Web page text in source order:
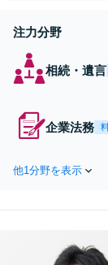
注力分野
相続・遺言
企業法務
他1分野を表示